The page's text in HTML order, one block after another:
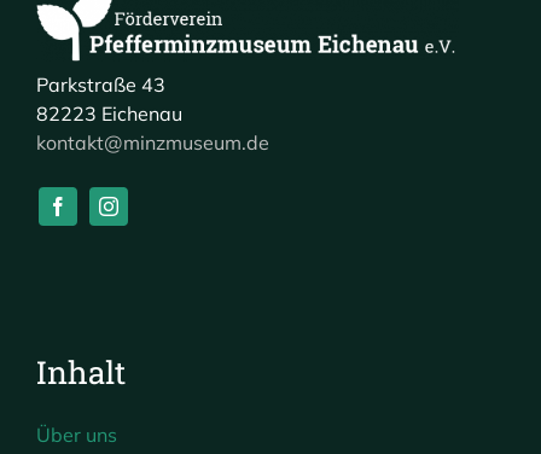
Parkstraße 43
82223 Eichenau
kontakt@minzmuseum.de
Inhalt
Über uns